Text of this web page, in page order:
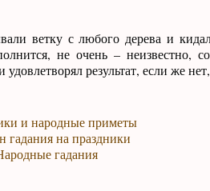
ветку с любого дерева и
не очень – неизвестно,
результат, если же
и народные приметы
гадания на праздники
гадания